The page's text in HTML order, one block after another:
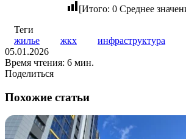
[Итого: 0 Среднее
Теги
жилье
жкх
инфраструктура
05.01.2026
Время чтения: 6 мин.
Поделиться
через
почту
Похожие статьи